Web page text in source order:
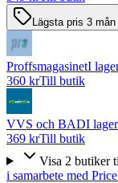
Lägsta pris 3 mån
ProffsmagasinetI
360 krTill butik
VVS och BADI lager
369 krTill butik
Visa 2 butiker
i samarbete med